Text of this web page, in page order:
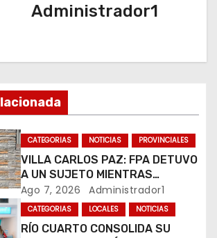
Administrador1
CATEGORIAS NOTICIAS PROVINCIALES
VILLA CARLOS PAZ: FPA DETUVO
A UN SUJETO MIENTRAS
COMERCIALIZABA COCAÍNA Y
MARIHUANA EN UNA PLAZA
Ago 7, 2026 Administrador1
CATEGORIAS LOCALES NOTICIAS
RÍO CUARTO CONSOLIDA SU